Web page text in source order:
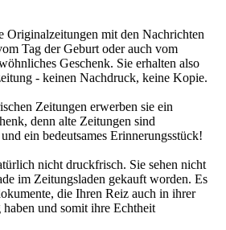
Originalzeitungen mit den Nachrichten
Tag der Geburt oder auch vom
Geschenk. Sie erhalten also
- keinen Nachdruck, keine Kopie.
Zeitungen erwerben sie ein
denn alte Zeitungen sind
ein bedeutsames Erinnerungsstück!
nicht druckfrisch. Sie sehen nicht
im Zeitungsladen gekauft worden. Es
die Ihren Reiz auch in ihrer
und somit ihre Echtheit